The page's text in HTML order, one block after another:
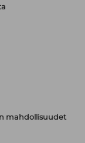
mahdollisuudet